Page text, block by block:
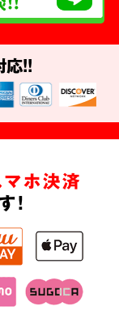
応!!
マホ決済
!